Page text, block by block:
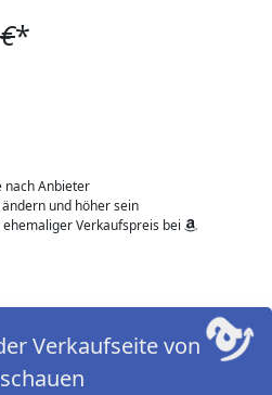
*
nach Anbieter
und höher sein
Verkaufspreis bei
Verkaufseite von